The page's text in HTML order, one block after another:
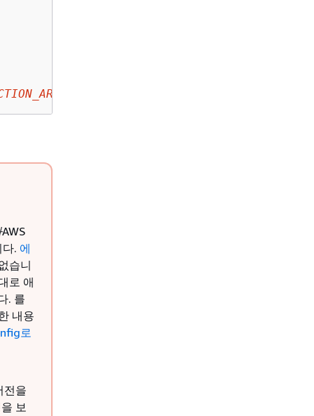
AWS
. 에
습니
로 애
. 를
내용
로
전을
보